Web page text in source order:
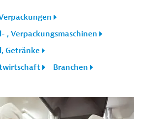
, Verpackungsmaschinen
Getränke
Branchen